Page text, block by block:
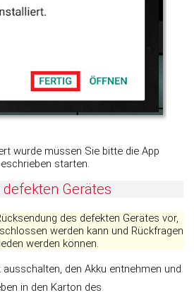
wurde müssen Sie bitte die App
starten.
Gerätes
des defekten Gerätes vor,
werden kann und Rückfragen
werden können.
den Akku entnehmen und
in den Karton des